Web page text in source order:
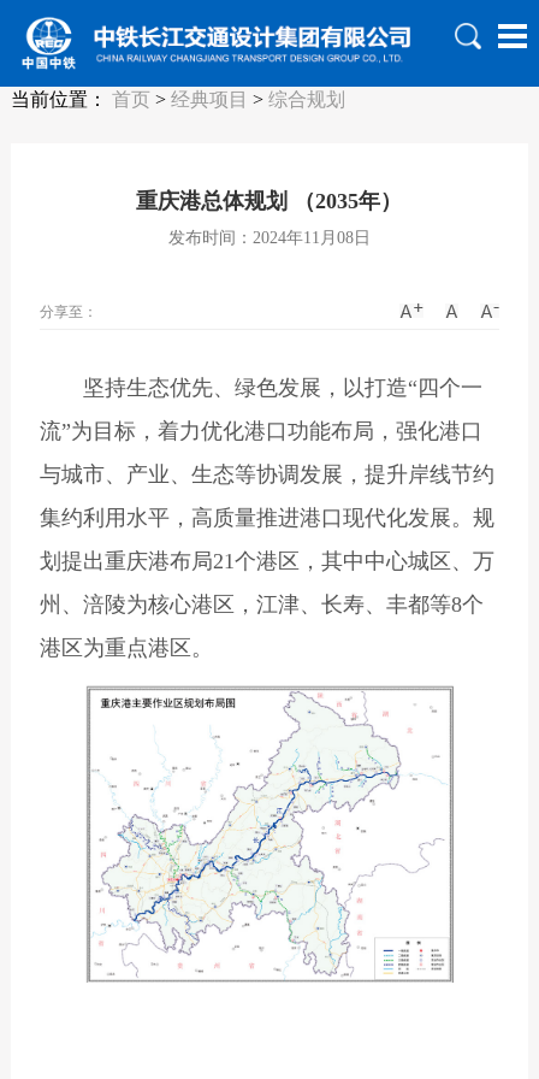
当前位置： 首页> 经典项目 > 综合规划
重庆港总体规划 （2035年）
发布时间：2024年11月08日
分享至：
坚持生态优先、绿色发展，以打造“四个一
流”为目标，着力优化港口功能布局，强化港口
与城市、产业、生态等协调发展，提升岸线节约
集约利用水平，高质量推进港口现代化发展。规
划提出重庆港布局21个港区，其中中心城区、万
州、涪陵为核心港区，江津、长寿、丰都等8个
港区为重点港区。